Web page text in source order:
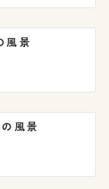
風景
風景